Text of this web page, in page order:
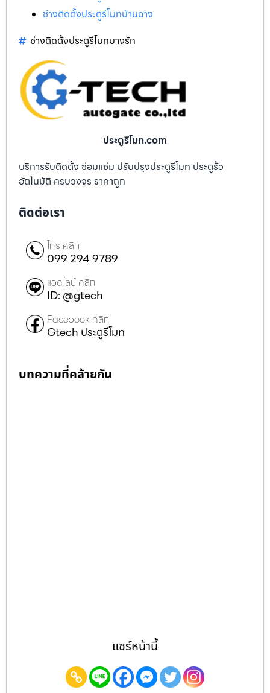
ช่างติดตั้งประตูรีโมทบ้านฉาง
ช่างติดตั้งประตูรีโมทบางรัก
ประตูรีโมท.com
บริการรับติดตั้ง ซ่อมแซ่ม ปรับปรุงประตูรีโมท ประตูรั้ว
อัตโนมัติ ครบวงจร ราคาถูก
ติดต่อเรา
โทร คลิก
099 294 9789
แอดไลน์ คลิก
ID: @gtech
Facebook คลิก
Gtech ประตูรีโมท
บทความที่คล้ายกัน
แชร์หน้านี้